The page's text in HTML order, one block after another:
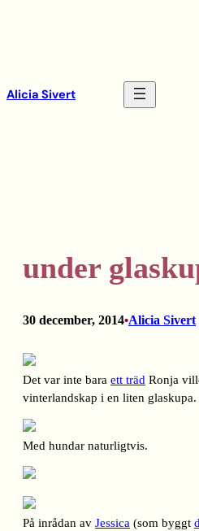
Alicia Sivert
under
30 december, 2014•Alicia Sivert
Det var inte bara ett träd Ronja
vinterlandskap i en liten glaskupa.
Med hundar naturligtvis.
På inrådan av Jessica (som byggt